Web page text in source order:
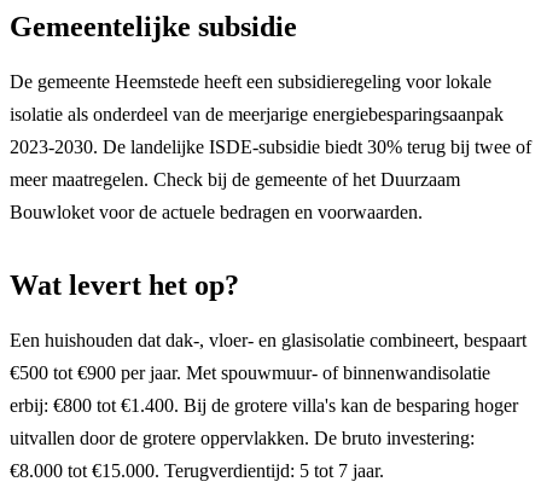
Gemeentelijke subsidie
De gemeente Heemstede heeft een subsidieregeling voor lokale
isolatie als onderdeel van de meerjarige energiebesparingsaanpak
2023-2030. De landelijke ISDE-subsidie biedt 30% terug bij twee of
meer maatregelen. Check bij de gemeente of het Duurzaam
Bouwloket voor de actuele bedragen en voorwaarden.
Wat levert het op?
Een huishouden dat dak-, vloer- en glasisolatie combineert, bespaart
€500 tot €900 per jaar. Met spouwmuur- of binnenwandisolatie
erbij: €800 tot €1.400. Bij de grotere villa's kan de besparing hoger
uitvallen door de grotere oppervlakken. De bruto investering:
€8.000 tot €15.000. Terugverdientijd: 5 tot 7 jaar.